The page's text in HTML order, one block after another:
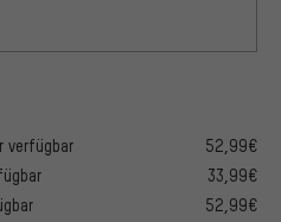
verfügbar
52,99€
33,99€
52,99€